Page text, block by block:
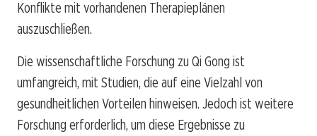
Konflikte mit vorhandenen Therapieplänen
auszuschließen.
Die wissenschaftliche Forschung zu Qi Gong ist
umfangreich, mit Studien, die auf eine Vielzahl von
gesundheitlichen Vorteilen hinweisen. Jedoch ist weitere
Forschung erforderlich, um diese Ergebnisse zu